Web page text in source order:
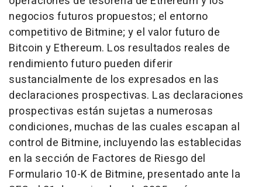
negocios futuros propuestos; el entorno
competitivo de Bitmine; y el valor futuro de
Bitcoin y Ethereum. Los resultados reales de
rendimiento futuro pueden diferir
sustancialmente de los expresados en las
declaraciones prospectivas. Las declaraciones
prospectivas están sujetas a numerosas
condiciones, muchas de las cuales escapan al
control de Bitmine, incluyendo las establecidas
en la sección de Factores de Riesgo del
Formulario 10-K de Bitmine, presentado ante la